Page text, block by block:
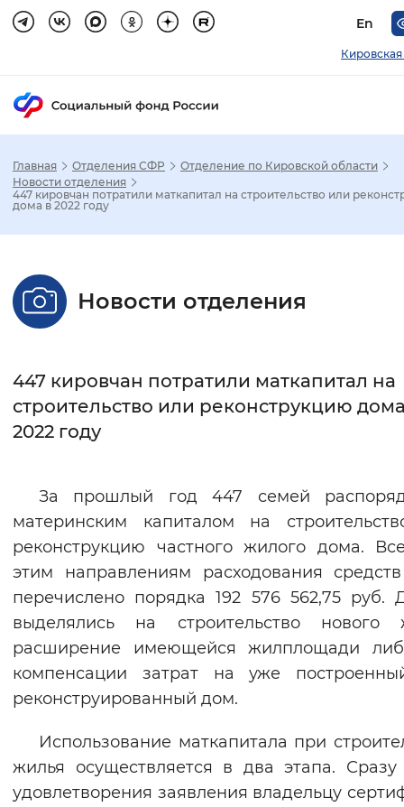
En
Стандартный Увеличенный
Без засечек С засечками
Цвет сайта
Монохромный Инверсивный
Синий фон
Изображения
Включены Выключены
Воспроизвести Остановить
Главная Отделения СФР
Отделение по Кировской области
Новости отделения
447 кировчан потратили маткапитал на строительство или
дома в 2022 году
Новости отделения
447 кировчан потратили маткапитал на
строительство или реконструкцию
2022 году
За прошлый год 447 семей
материнским капиталом на
реконструкцию частного жилого дома.
этим направлениям расходования
перечислено порядка 192 576 562,75 руб.
выделялись на строительство нового
расширение имеющейся жилплощади
компенсации затрат на уже
реконструированный дом.
Использование маткапитала при
жилья осуществляется в два этапа. Сразу
удовлетворения заявления владельцу